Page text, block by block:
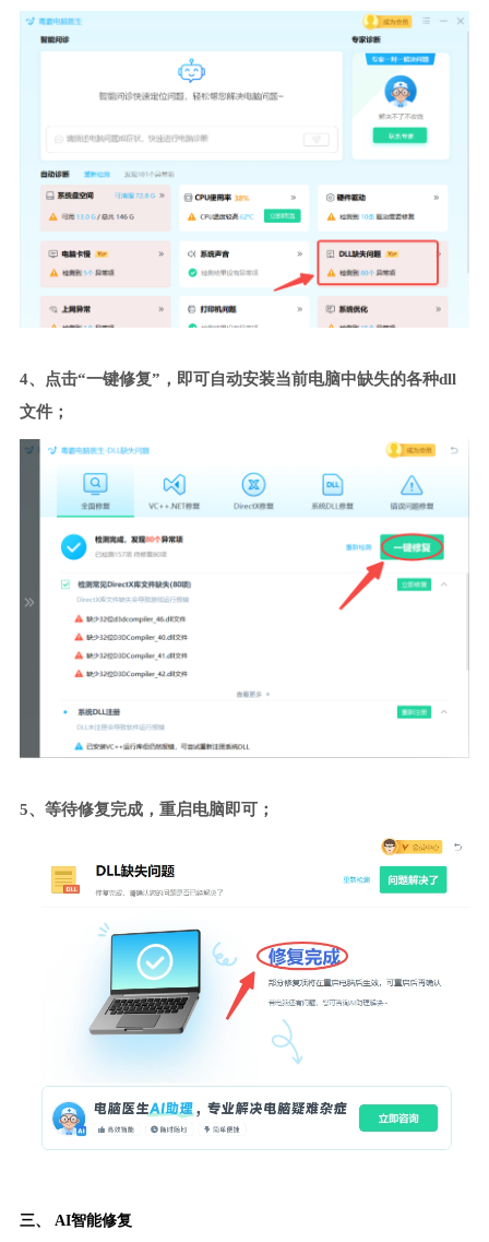
4、点击“一键修复”，即可自动安装当前电脑中缺失的各种dll
文件；
5、等待修复完成，重启电脑即可；
三、 AI智能修复